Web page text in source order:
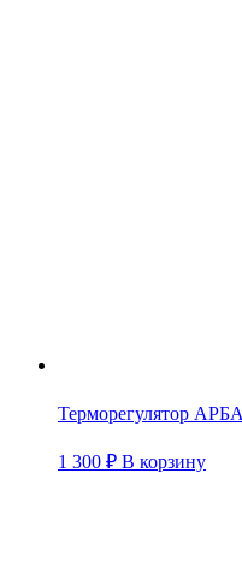
Терморегулятор
1 300 ₽ В корзину